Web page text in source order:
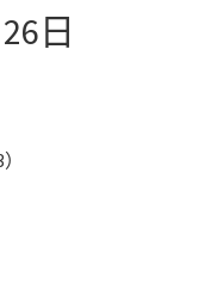
日